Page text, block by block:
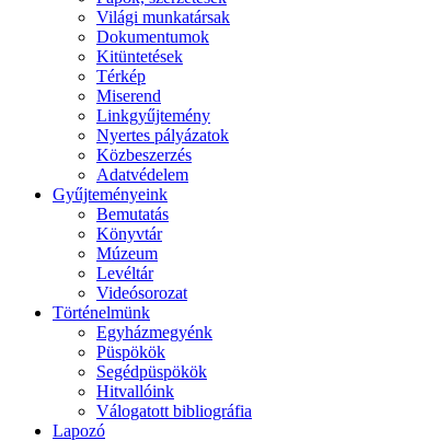
Világi munkatársak
Dokumentumok
Kitüntetések
Térkép
Miserend
Linkgyűjtemény
Nyertes pályázatok
Közbeszerzés
Adatvédelem
Gyűjteményeink
Bemutatás
Könyvtár
Múzeum
Levéltár
Videósorozat
Történelmünk
Egyházmegyénk
Püspökök
Segédpüspökök
Hitvallóink
Válogatott bibliográfia
Lapozó